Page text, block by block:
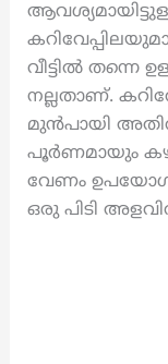
വീട്ടിൽ
നല്ലതാണ്.
മുൻപായി
പൂർണമായും
വേണം
ഒരു പിടി